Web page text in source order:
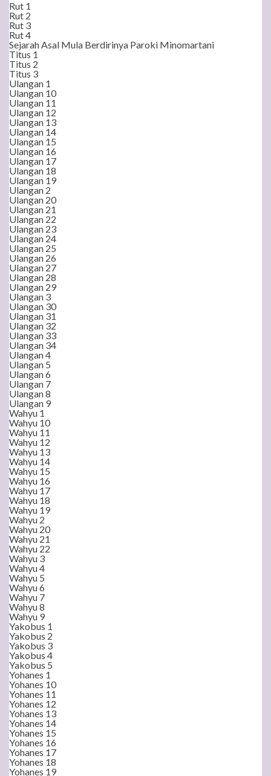
Rut 1
Rut 2
Rut 3
Rut 4
Sejarah Asal Mula Berdirinya Paroki Minomartani
Titus 1
Titus 2
Titus 3
Ulangan 1
Ulangan 10
Ulangan 11
Ulangan 12
Ulangan 13
Ulangan 14
Ulangan 15
Ulangan 16
Ulangan 17
Ulangan 18
Ulangan 19
Ulangan 2
Ulangan 20
Ulangan 21
Ulangan 22
Ulangan 23
Ulangan 24
Ulangan 25
Ulangan 26
Ulangan 27
Ulangan 28
Ulangan 29
Ulangan 3
Ulangan 30
Ulangan 31
Ulangan 32
Ulangan 33
Ulangan 34
Ulangan 4
Ulangan 5
Ulangan 6
Ulangan 7
Ulangan 8
Ulangan 9
Wahyu 1
Wahyu 10
Wahyu 11
Wahyu 12
Wahyu 13
Wahyu 14
Wahyu 15
Wahyu 16
Wahyu 17
Wahyu 18
Wahyu 19
Wahyu 2
Wahyu 20
Wahyu 21
Wahyu 22
Wahyu 3
Wahyu 4
Wahyu 5
Wahyu 6
Wahyu 7
Wahyu 8
Wahyu 9
Yakobus 1
Yakobus 2
Yakobus 3
Yakobus 4
Yakobus 5
Yohanes 1
Yohanes 10
Yohanes 11
Yohanes 12
Yohanes 13
Yohanes 14
Yohanes 15
Yohanes 16
Yohanes 17
Yohanes 18
Yohanes 19